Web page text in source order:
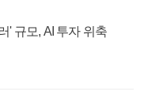
' 규모, AI 투자 위축